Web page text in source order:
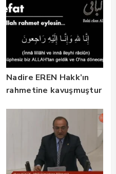
Nadire EREN Hakk’ın
rahmetine kavuşmuştur